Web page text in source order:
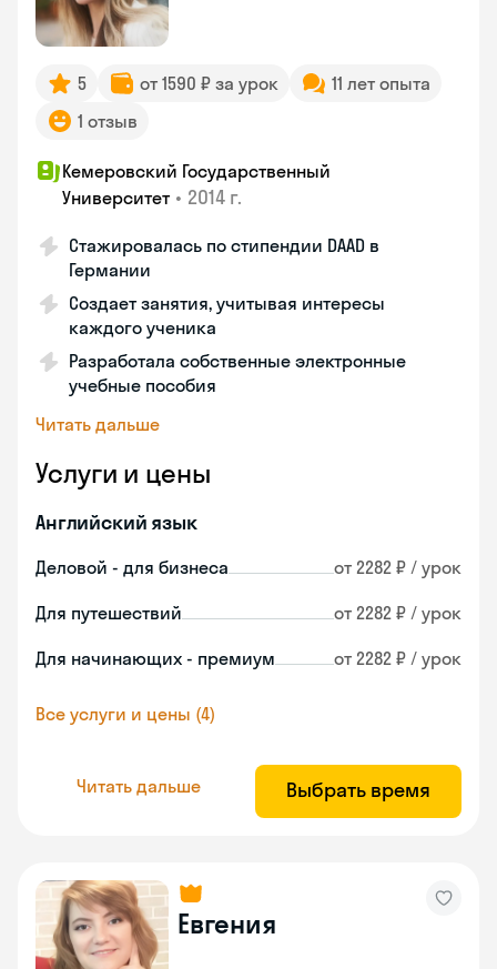
5 от 1590 ₽ за урок
11 лет опыта
1 отзыв
Кемеровский Государственный
Университет • 2014 г.
Стажировалась по стипендии DAAD в
Германии
Создает занятия, учитывая интересы
каждого ученика
Разработала собственные электронные
учебные пособия
Читать дальше
Услуги и цены
Английский язык
Деловой - для бизнеса от 2282 ₽ / урок
Для путешествий от 2282 ₽ / урок
Для начинающих - премиум от 2282 ₽ / урок
Все услуги и цены (4)
Читать дальше Выбрать время
Евгения